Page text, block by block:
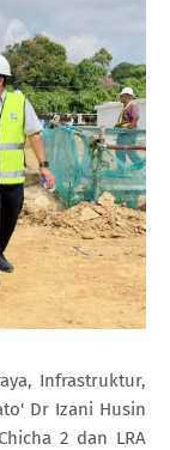
Infrastruktur,
Dr Izani Husin
2 dan LRA